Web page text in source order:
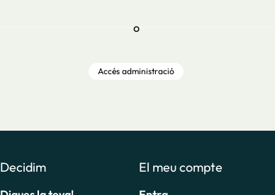
o
Accés administració
Decidim El meu compte